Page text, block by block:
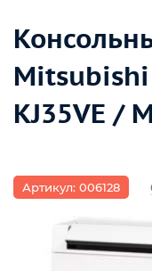
Mitsubishi
KJ35VE /
Артикул: 006128